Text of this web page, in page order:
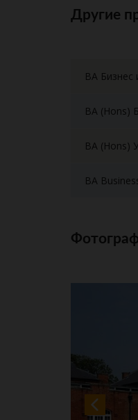
Другие
BA Бизнес
BA (Hons)
BA (Hons)
BA